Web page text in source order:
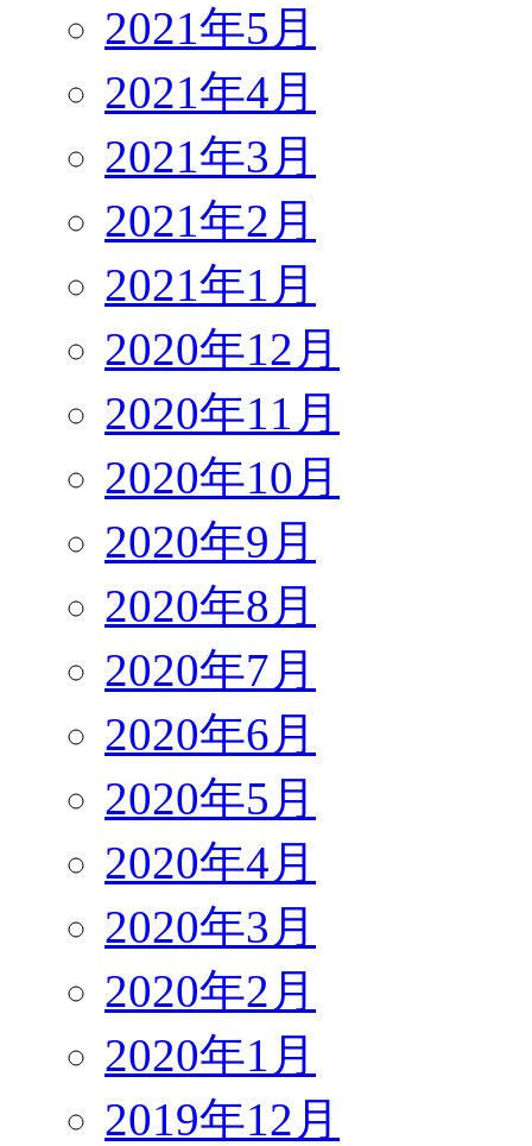
2021年5月
2021年4月
2021年3月
2021年2月
2021年1月
2020年12月
2020年11月
2020年10月
2020年9月
2020年8月
2020年7月
2020年6月
2020年5月
2020年4月
2020年3月
2020年2月
2020年1月
2019年12月